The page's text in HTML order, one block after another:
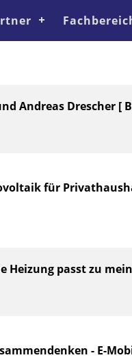
Andreas Drescher [
für
passt zu
- E-